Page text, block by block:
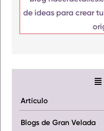
Artículo
Blogs de Gran Velada